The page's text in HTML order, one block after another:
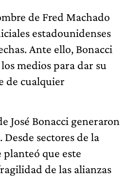
de Fred Machado
estadounidenses
Ante ello, Bonacci
medios para dar su
de cualquier
José Bonacci generaron
sectores de la
que este
de las alianzas